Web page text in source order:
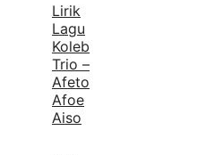
Lirik
Lagu
Koleb
Trio –
Afeto
Afoe
Aiso